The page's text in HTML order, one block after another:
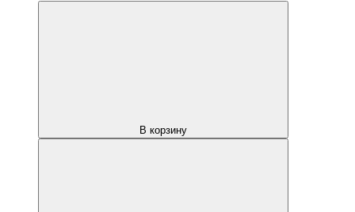
В корзину